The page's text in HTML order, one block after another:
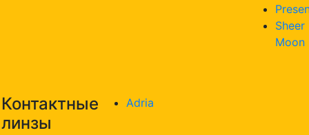
Sheer
Moon
Контактные
линзы
Adria